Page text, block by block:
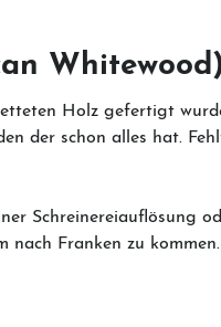
Holz gefertigt
der schon alles hat.
Schreinereiauflösung
Franken zu